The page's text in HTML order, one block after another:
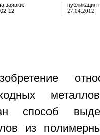
заявки:
12
публикация
27.04.2012
способ
из